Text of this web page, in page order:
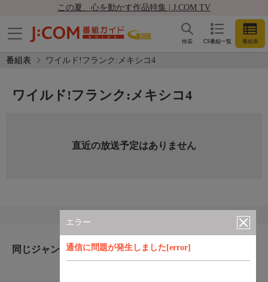
この夏、心を動かす作品特集 | J:COM TV
CS番組一覧 番組表
検索
番組表 ワイルド!フランク:メキシコ4
エラー
通信に問題が発生しました[error]
ワイルド!フランク:メキシコ4
直近の放送予定はありません
同じジャンルのおすすめ番組